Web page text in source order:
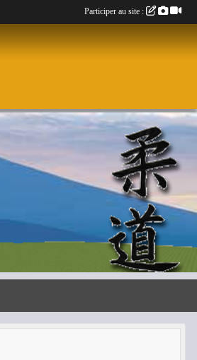
Participer au site :